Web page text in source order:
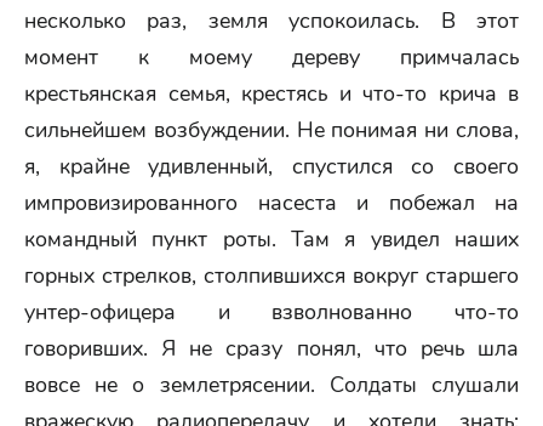
несколько раз, земля успокоилась. В этот
момент к моему дереву примчалась
крестьянская семья, крестясь и что-то крича в
сильнейшем возбуждении. Не понимая ни слова,
я, крайне удивленный, спустился со своего
импровизированного насеста и побежал на
командный пункт роты. Там я увидел наших
горных стрелков, столпившихся вокруг старшего
унтер-офицера и взволнованно что-то
говоривших. Я не сразу понял, что речь шла
вовсе не о землетрясении. Солдаты слушали